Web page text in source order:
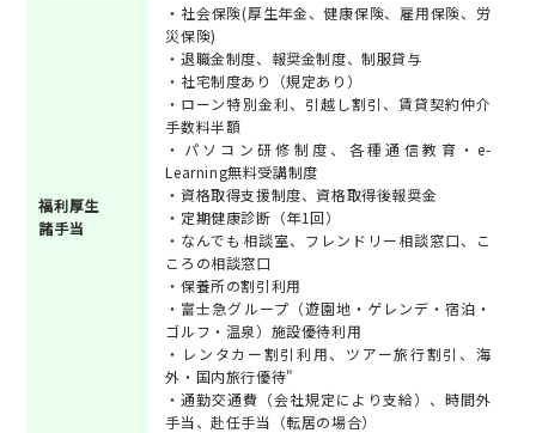
福利厚生
諸手当
・社会保険(厚生年金、健康保険、雇用保険、労
災保険)
・退職金制度、報奨金制度、制服貸与
・社宅制度あり（規定あり）
・ローン特別金利、引越し割引、賃貸契約仲介
手数料半額
・パソコン研修制度、各種通信教育・e-
Learning無料受講制度
・資格取得支援制度、資格取得後報奨金
・定期健康診断（年1回）
・なんでも相談室、フレンドリー相談窓口、こ
ころの相談窓口
・保養所の割引利用
・富士急グループ（遊園地・ゲレンデ・宿泊・
ゴルフ・温泉）施設優待利用
・レンタカー割引利用、ツアー旅行割引、海
外・国内旅行優待"
・通勤交通費（会社規定により支給）、時間外
手当、赴任手当（転居の場合）